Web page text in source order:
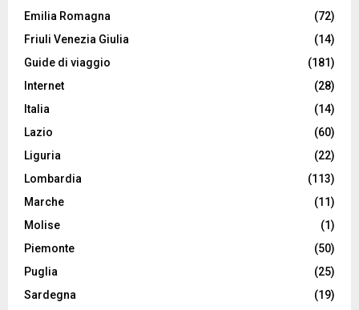
Emilia Romagna
(72)
Friuli Venezia Giulia
(14)
Guide di viaggio
(181)
Internet
(28)
Italia
(14)
Lazio
(60)
Liguria
(22)
Lombardia
(113)
Marche
(11)
Molise
(1)
Piemonte
(50)
Puglia
(25)
Sardegna
(19)